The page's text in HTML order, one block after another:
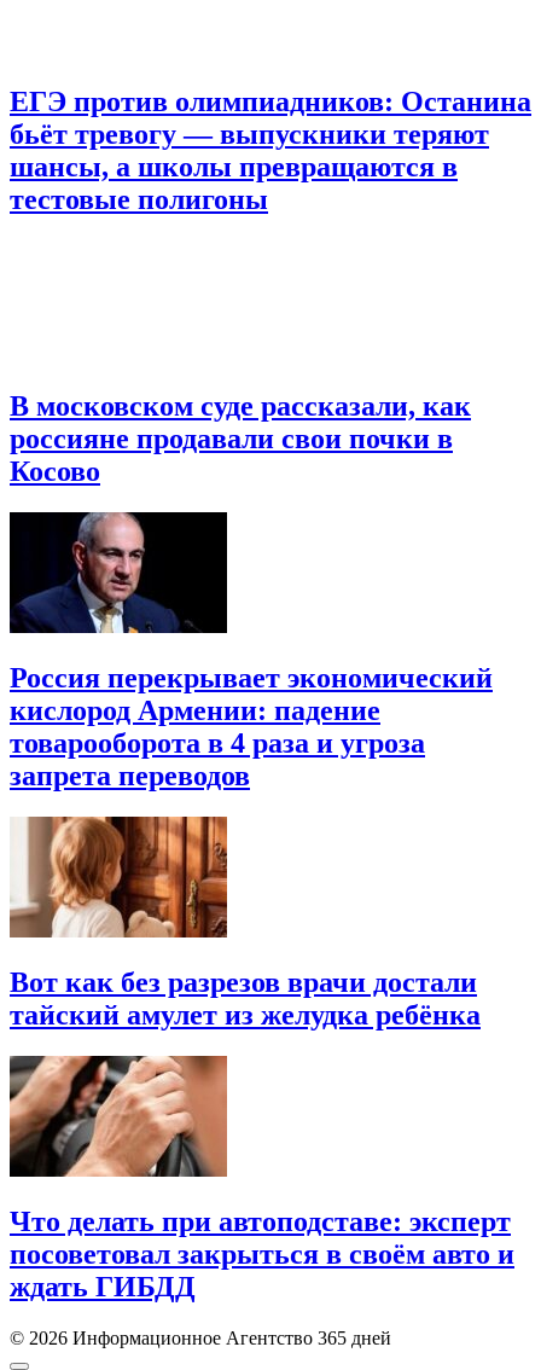
ЕГЭ против олимпиадников: Останина
бьёт тревогу — выпускники теряют
шансы, а школы превращаются в
тестовые полигоны
В московском суде рассказали, как
россияне продавали свои почки в
Косово
Россия перекрывает экономический
кислород Армении: падение
товарооборота в 4 раза и угроза
запрета переводов
Вот как без разрезов врачи достали
тайский амулет из желудка ребёнка
Что делать при автоподставе: эксперт
посоветовал закрыться в своём авто и
ждать ГИБДД
© 2026 Информационное Агентство 365 дней